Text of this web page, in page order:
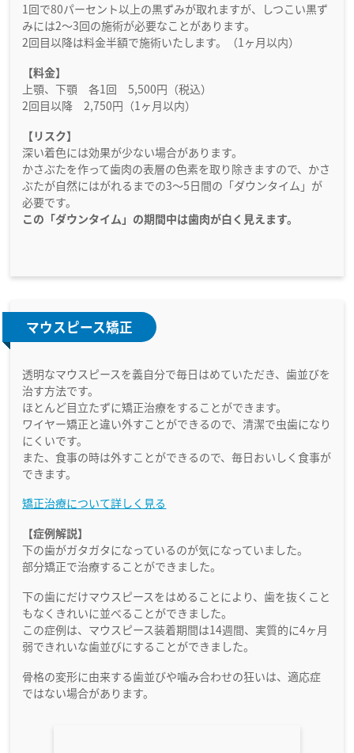
1回で80パーセント以上の黒ずみが取れますが、しつこい黒ず
みには2～3回の施術が必要なことがあります。
2回目以降は料金半額で施術いたします。（1ヶ月以内）
【料金】
上顎、下顎 各1回 5,500円（税込）
2回目以降 2,750円（1ヶ月以内）
【リスク】
深い着色には効果が少ない場合があります。
かさぶたを作って歯肉の表層の色素を取り除きますので、かさ
ぶたが自然にはがれるまでの3～5日間の「ダウンタイム」が
必要です。
この「ダウンタイム」の期間中は歯肉が白く見えます。
マウスピース矯正
透明なマウスピースを義自分で毎日はめていただき、歯並びを
治す方法です。
ほとんど目立たずに矯正治療をすることができます。
ワイヤー矯正と違い外すことができるので、清潔で虫歯になり
にくいです。
また、食事の時は外すことができるので、毎日おいしく食事が
できます。
矯正治療について詳しく見る
【症例解説】
下の歯がガタガタになっているのが気になっていました。
部分矯正で治療することができました。
下の歯にだけマウスピースをはめることにより、歯を抜くこと
もなくきれいに並べることができました。
この症例は、マウスピース装着期間は14週間、実質的に4ヶ月
弱できれいな歯並びにすることができました。
骨格の変形に由来する歯並びや噛み合わせの狂いは、適応症
ではない場合があります。